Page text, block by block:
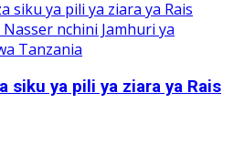
siku ya pili ya ziara ya Rais